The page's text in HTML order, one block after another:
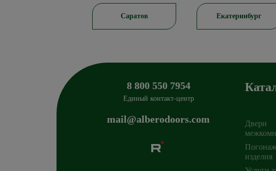
Саратов Екатеринбург
8 800 550 7954
Единый контакт-центр
mail@alberodoors.com
Двери
изделия